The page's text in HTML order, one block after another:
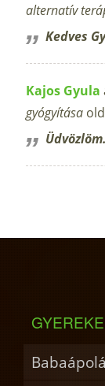
alternatív
Kedves
Kajos Gyula
gyógyítása